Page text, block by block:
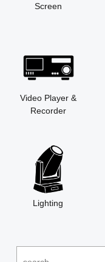
Screen
Video Player &
Recorder
Lighting